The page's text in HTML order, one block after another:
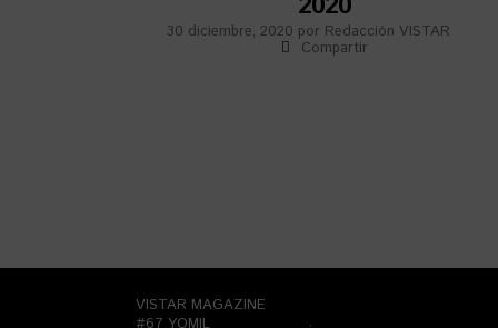
30 diciembre, 2020 por Redacción VISTAR
Compartir
VISTAR MAGAZINE